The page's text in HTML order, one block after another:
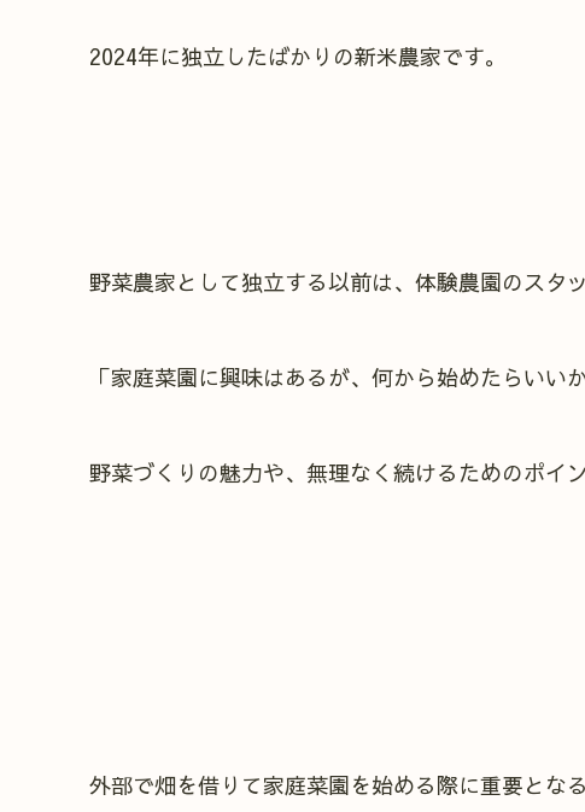
2024年に独立したばかりの新米農家です。
野菜農家として独立する以前は、体験農園のスタ
「家庭菜園に興味はあるが、何から始めたらいい
野菜づくりの魅力や、無理なく続けるためのポイ
外部で畑を借りて家庭菜園を始める際に重要とな